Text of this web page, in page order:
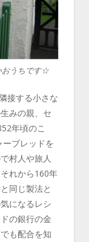
おうちです☆
接する小さな
みの親、セ
年頃のこ
ブレッドを
村人や旅人
れから160年
同じ製法と
になるレシ
の銀行の金
も配合を知